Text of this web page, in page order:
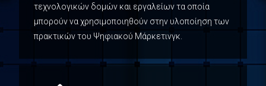
τεχνολογικών δομών και εργαλείων τα οποία
μπορούν να χρησιμοποιηθούν στην υλοποίηση των
πρακτικών του Ψηφιακού Μάρκετινγκ.